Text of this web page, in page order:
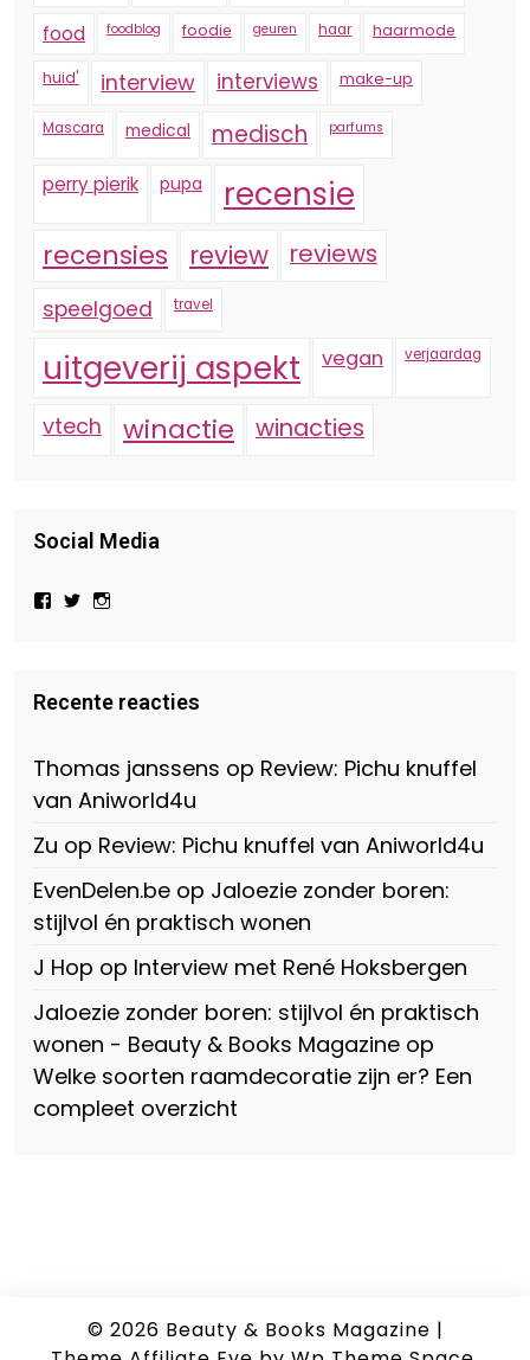
food foodblog foodie geuren haar haarmode
huid' interview interviews make-up
Mascara medical medisch parfums
perry pierik pupa recensie
recensies review reviews
speelgoed travel
uitgeverij aspekt vegan verjaardag
vtech winactie winacties
Social Media
Bekijk
Beauty-
147775071915783/?
Facebook
Bekijk
op
Twitter
op
Instagram
Recente reacties
Thomas janssens op Review: Pichu knuffel
van Aniworld4u
Zu op Review: Pichu knuffel van Aniworld4u
EvenDelen.be op Jaloezie zonder boren:
stijlvol én praktisch wonen
J Hop op Interview met René Hoksbergen
Jaloezie zonder boren: stijlvol én praktisch
wonen - Beauty & Books Magazine op
Welke soorten raamdecoratie zijn er? Een
compleet overzicht
© 2026 Beauty & Books Magazine |